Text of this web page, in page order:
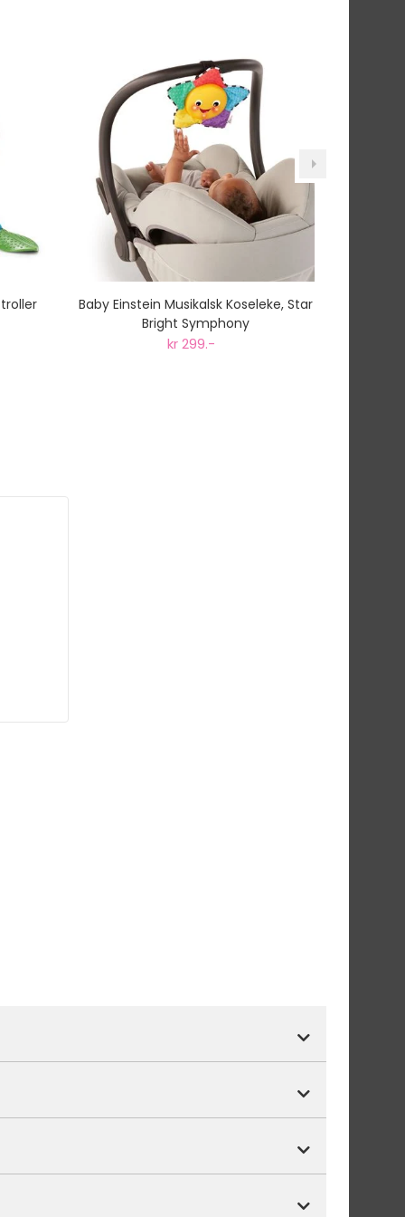
Baby Einstein Musikalsk Koseleke, Star
Bright Symphony
kr 299.-